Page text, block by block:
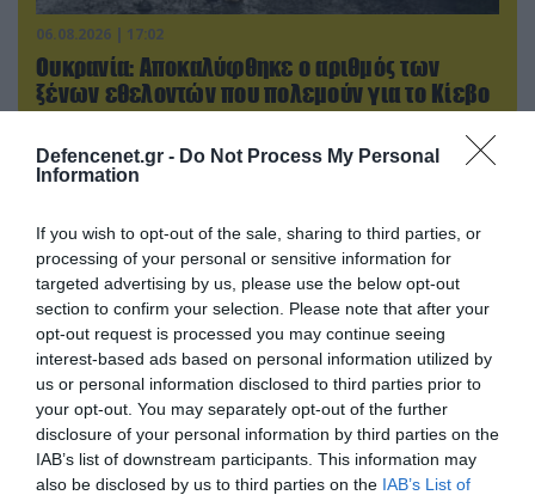
Defencenet.gr - Do Not Process My Personal
Information
If you wish to opt-out of the sale, sharing to third parties, or
processing of your personal or sensitive information for
targeted advertising by us, please use the below opt-out
section to confirm your selection. Please note that after your
opt-out request is processed you may continue seeing
interest-based ads based on personal information utilized by
us or personal information disclosed to third parties prior to
your opt-out. You may separately opt-out of the further
disclosure of your personal information by third parties on the
IAB’s list of downstream participants. This information may
also be disclosed by us to third parties on the IAB’s List of
06.08.2026 | 17:02
Ουκρανία: Αποκαλύφθηκε ο αριθμός των
ξένων εθελοντών που πολεμούν για το Κίεβο
ΠΟΛΙΤΙΚΗ